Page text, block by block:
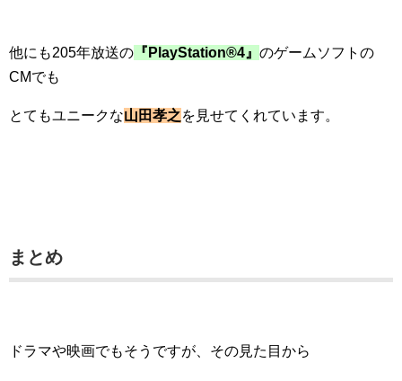
他にも205年放送の 『PlayStation®4』 のゲームソフトの
CMでも
とてもユニークな山田孝之を見せてくれています。
まとめ
ドラマや映画でもそうですが、その見た目から